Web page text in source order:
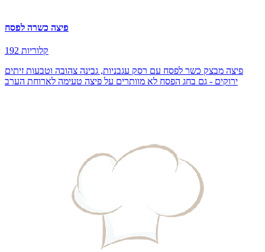
פיצה כשרה לפסח
192 קלוריות
פיצה מבצק כשר לפסח עם רסק עגבניות, גבינה צהובה וטבעות זיתים
ירוקים - גם בחג הפסח לא מוותרים על פיצה טעימה לארוחת הערב